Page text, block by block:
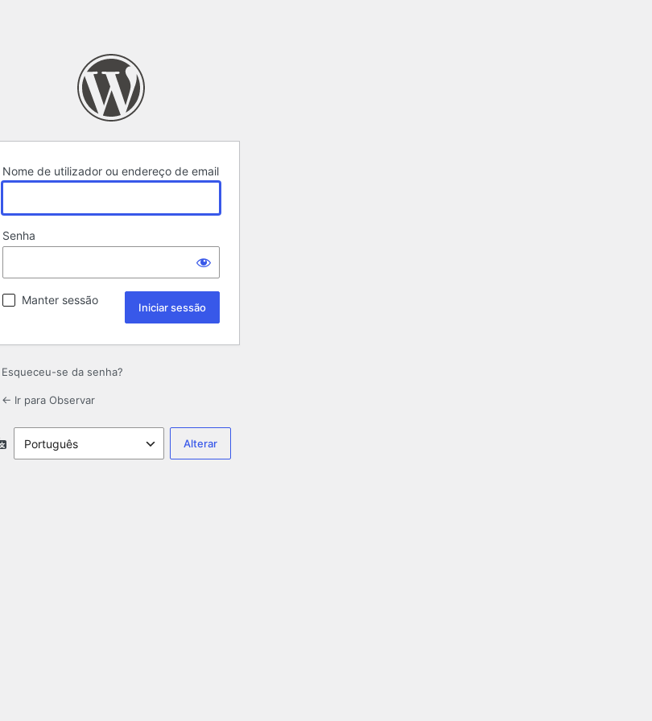
Nome de utilizador ou endereço de email
Senha
Manter sessão
Esqueceu-se da senha?
← Ir para Observar
Idioma